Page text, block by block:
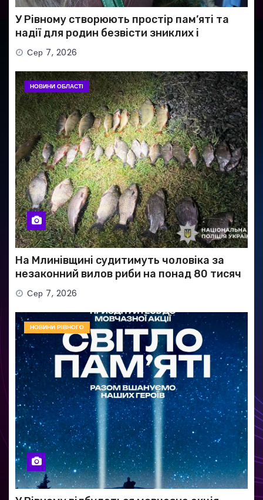
У Рівному створюють простір пам’яті та
надії для родин безвісти зниклих і
полонених військових
Сер 7, 2026
НОВИНИ ОБЛАСТІ
На Млинівщині судитимуть чоловіка за
незаконний вилов риби на понад 80 тисяч
гривень
Сер 7, 2026
НОВИНИ РІВНОГО